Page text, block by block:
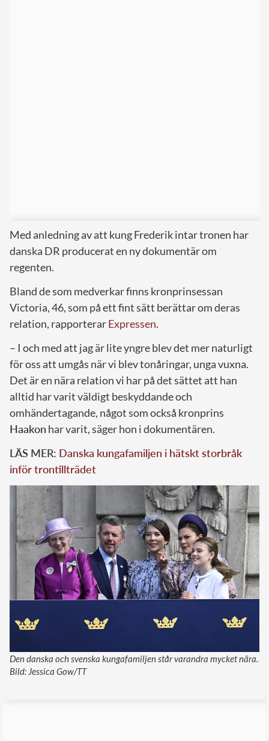
Med anledning av att kung Frederik intar tronen har
danska DR producerat en ny dokumentär om
regenten.
Bland de som medverkar finns kronprinsessan
Victoria, 46, som på ett fint sätt berättar om deras
relation, rapporterarExpressen.
– I och med att jag är lite yngre blev det mer naturligt
för oss att umgås när vi blev tonåringar, unga vuxna.
Det är en nära relation vi har på det sättet att han
alltid har varit väldigt beskyddande och
omhändertagande, något som också kronprins
Haakon har varit, säger hon i dokumentären.
LÄS MER: Danska kungafamiljen i hätskt storbråk
inför trontillträdet
Den danska och svenska kungafamiljen står varandra mycket nära.
Bild: Jessica Gow/TT